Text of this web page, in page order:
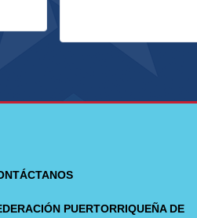
PUERTORRIQUEÑA DE